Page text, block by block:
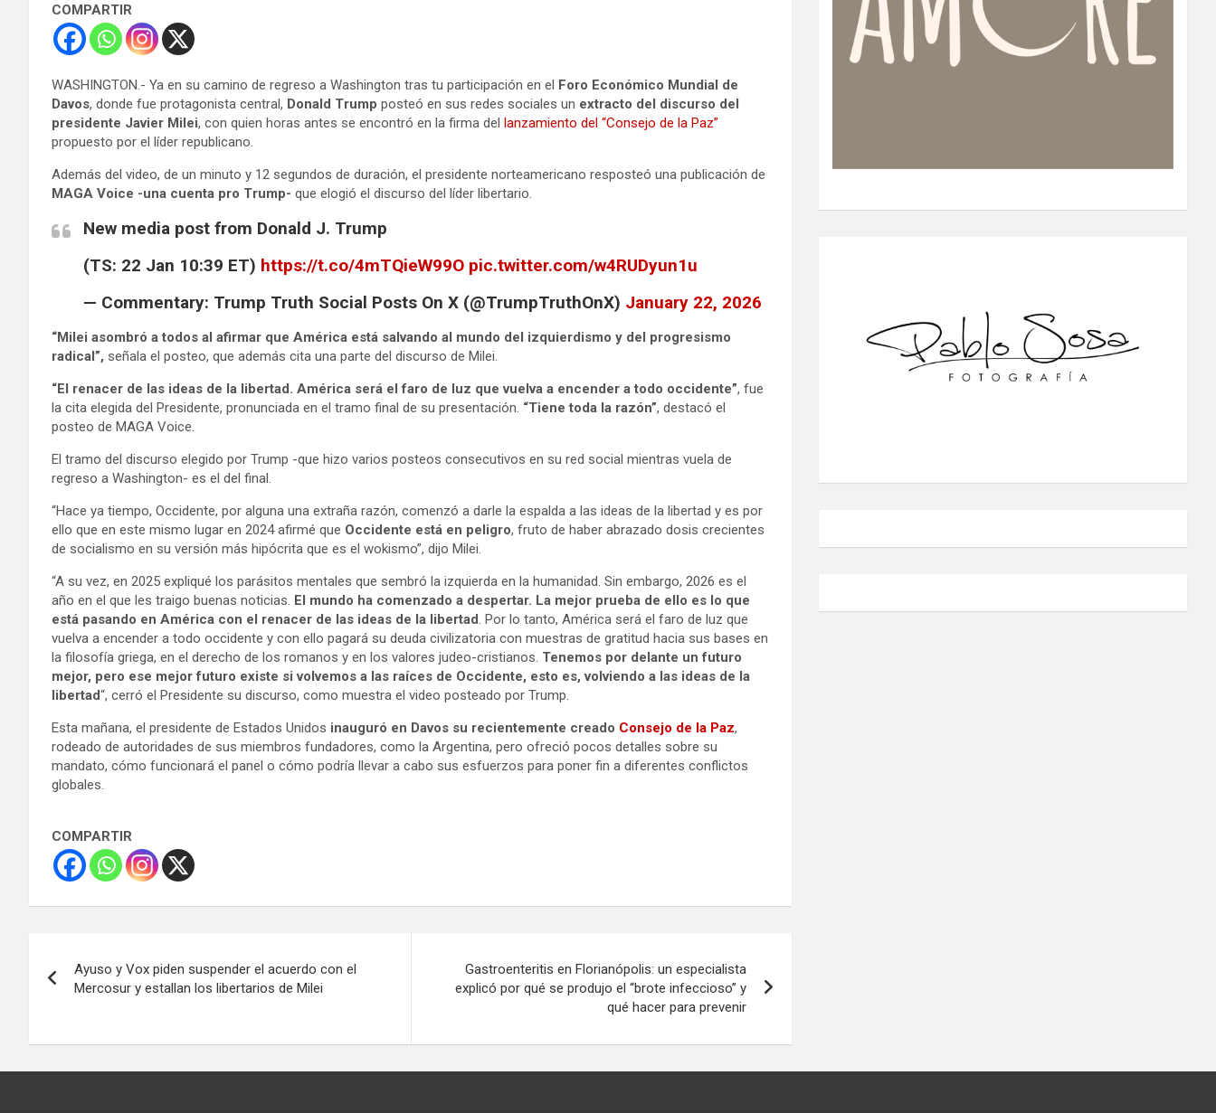
COMPARTIR
WASHINGTON.- Ya en su camino de regreso a Washington tras tu participación en el Foro Económico Mundial de
Davos, donde fue protagonista central, Donald Trump posteó en sus redes sociales un extracto del discurso del
presidente Javier Milei, con quien horas antes se encontró en la firma del lanzamiento del “Consejo de la Paz”
propuesto por el líder republicano.
Además del video, de un minuto y 12 segundos de duración, el presidente norteamericano resposteó una publicación de
MAGA Voice -una cuenta pro Trump- que elogió el discurso del líder libertario.
New media post from Donald J. Trump
(TS: 22 Jan 10:39 ET)​​​‍​​‌‍​​‌‍​​​​​​‌‍​​​​​​​​​​‌‍​​​​‌‍​​​​​​​​​​‌‍​​​​​​‌‍​‌‍​‌‍​‌‍​​​​‌‍​‌‍​​​​​​‌‍​​​‌‍​​​​​​​​‌‍​​​​‌‍​​​​​​​​​‌‍ https://t.co/4mTQieW99O pic.twitter.com/w4RUDyun1u
— Commentary: Trump Truth Social Posts On X (@TrumpTruthOnX) January 22, 2026
“Milei asombró a todos al afirmar que América está salvando al mundo del izquierdismo y del progresismo
radical”, señala el posteo, que además cita una parte del discurso de Milei.
“El renacer de las ideas de la libertad. América será el faro de luz que vuelva a encender a todo occidente”, fue
la cita elegida del Presidente, pronunciada en el tramo final de su presentación. “Tiene toda la razón”, destacó el
posteo de MAGA Voice.
El tramo del discurso elegido por Trump -que hizo varios posteos consecutivos en su red social mientras vuela de
regreso a Washington- es el del final.
“Hace ya tiempo, Occidente, por alguna una extraña razón, comenzó a darle la espalda a las ideas de la libertad y es por
ello que en este mismo lugar en 2024 afirmé que Occidente está en peligro, fruto de haber abrazado dosis crecientes
de socialismo en su versión más hipócrita que es el wokismo”, dijo Milei.
“A su vez, en 2025 expliqué los parásitos mentales que sembró la izquierda en la humanidad. Sin embargo, 2026 es el
año en el que les traigo buenas noticias. El mundo ha comenzado a despertar. La mejor prueba de ello es lo que
está pasando en América con el renacer de las ideas de la libertad. Por lo tanto, América será el faro de luz que
vuelva a encender a todo occidente y con ello pagará su deuda civilizatoria con muestras de gratitud hacia sus bases en
la filosofía griega, en el derecho de los romanos y en los valores judeo-cristianos. Tenemos por delante un futuro
mejor, pero ese mejor futuro existe si volvemos a las raíces de Occidente, esto es, volviendo a las ideas de la
libertad“, cerró el Presidente su discurso, como muestra el video posteado por Trump.
Esta mañana, el presidente de Estados Unidos inauguró en Davos su recientemente creado Consejo de la Paz,
rodeado de autoridades de sus miembros fundadores, como la Argentina, pero ofreció pocos detalles sobre su
mandato, cómo funcionará el panel o cómo podría llevar a cabo sus esfuerzos para poner fin a diferentes conflictos
globales.
COMPARTIR
de
Ayuso y Vox piden suspender el acuerdo con el
Mercosur y estallan los libertarios de Milei
Gastroenteritis en Florianópolis: un especialista
explicó por qué se produjo el “brote infeccioso” y
qué hacer para prevenir